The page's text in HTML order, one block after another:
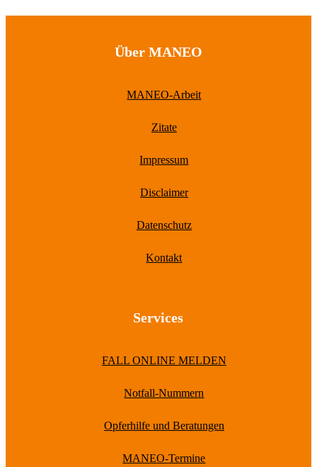
Über MANEO
MANEO-Arbeit
Zitate
Impressum
Disclaimer
Datenschutz
Kontakt
Services
FALL ONLINE MELDEN
Notfall-Nummern
Opferhilfe und Beratungen
MANEO-Termine